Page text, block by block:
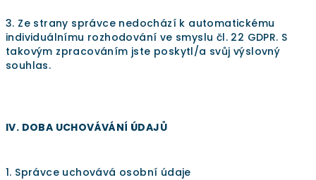
3. Ze strany správce nedochází k automatickému
individuálnímu rozhodování ve smyslu čl. 22 GDPR. S
takovým zpracováním jste poskytl/a svůj výslovný
souhlas.
IV. DOBA UCHOVÁVÁNÍ ÚDAJŮ
1. Správce uchovává osobní údaje